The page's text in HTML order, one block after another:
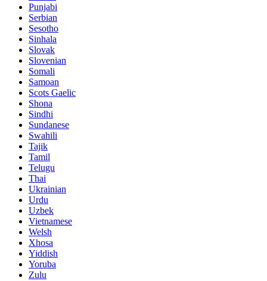
Punjabi
Serbian
Sesotho
Sinhala
Slovak
Slovenian
Somali
Samoan
Scots Gaelic
Shona
Sindhi
Sundanese
Swahili
Tajik
Tamil
Telugu
Thai
Ukrainian
Urdu
Uzbek
Vietnamese
Welsh
Xhosa
Yiddish
Yoruba
Zulu